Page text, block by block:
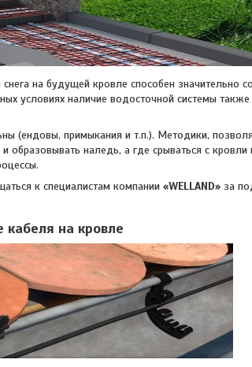
на будущей кровле способен значительно
условиях наличие водосточной системы
примыкания и т.п.). Методики,
образовывать наледь, а где срываться с
к специалистам компании «WELLAND» за
кабеля на кровле